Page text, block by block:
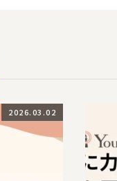
2026.03.02